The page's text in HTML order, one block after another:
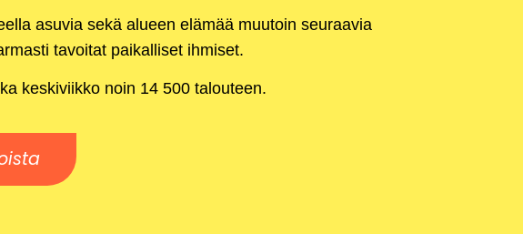
asuvia sekä alueen elämää muutoin seuraavia
tavoitat paikalliset ihmiset.
keskiviikko noin 14 500 talouteen.